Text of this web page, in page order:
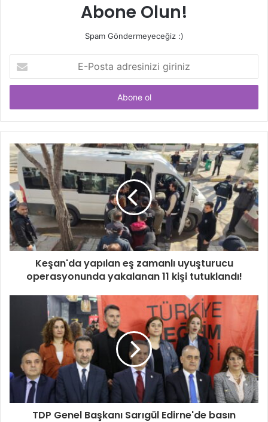
Abone Olun!
Spam Göndermeyeceğiz :)
Posta
adresinizi
Keşan'da yapılan eş zamanlı uyuşturucu
operasyonunda yakalanan 11 kişi tutuklandı!
TDP Genel Başkanı Sarıgül Edirne'de basın